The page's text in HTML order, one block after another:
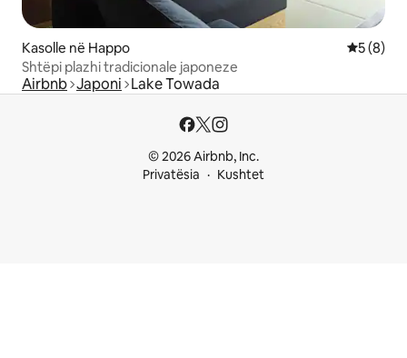
Kasolle në Happo
5 (8)
Shtëpi plazhi tradicionale japoneze
Airbnb Japoni Lake Towada
© 2026 Airbnb, Inc.
Privatësia
Kushtet